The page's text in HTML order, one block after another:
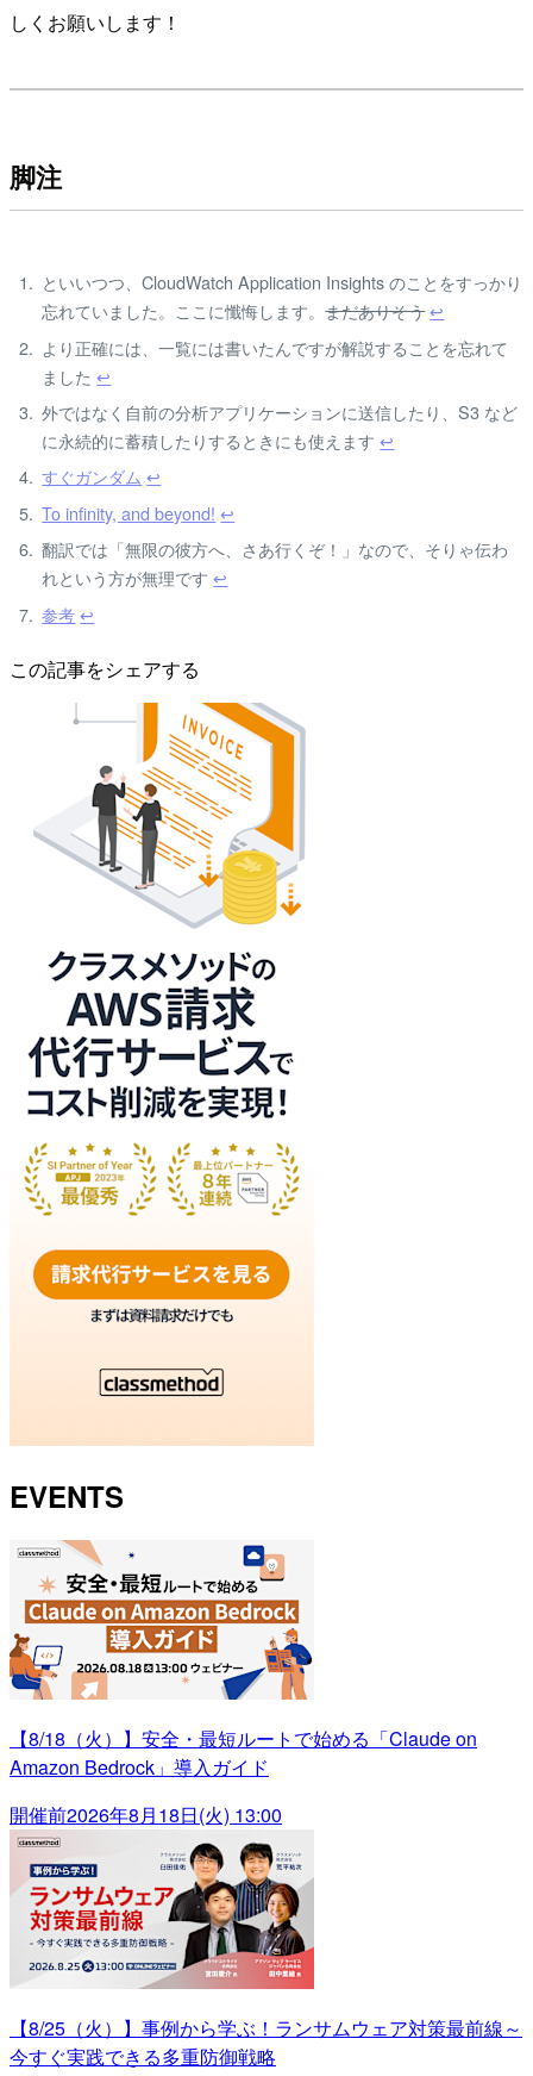
しくお願いします！
脚注
といいつつ、CloudWatch Application Insights のことをすっかり
忘れていました。ここに懺悔します。まだありそう↩
より正確には、一覧には書いたんですが解説することを忘れて
ました↩
外ではなく自前の分析アプリケーションに送信したり、S3 など
に永続的に蓄積したりするときにも使えます↩
すぐガンダム ↩
To infinity, and beyond! ↩
翻訳では「無限の彼方へ、さあ行くぞ！」なので、そりゃ伝わ
れという方が無理です↩
参考 ↩
この記事をシェアする
EVENTS
【8/18（火）】安全・最短ルートで始める「Claude on
Amazon Bedrock」導入ガイド
開催前2026年8月18日(火) 13:00
【8/25（火）】事例から学ぶ！ランサムウェア対策最前線～
今すぐ実践できる多重防御戦略